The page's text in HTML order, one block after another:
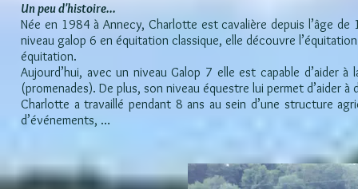
Un peu d'histoire...
Née en 1984 à Annecy, Charlotte est cavalière depuis l’âge
niveau galop 6 en équitation classique, elle découvre
équitation.
Aujourd’hui, avec un niveau Galop 7 elle est capable d’aider
(promenades). De plus, son niveau équestre lui permet d’aider
Charlotte a travaillé pendant 8 ans au sein d’une structure
d’événements, …